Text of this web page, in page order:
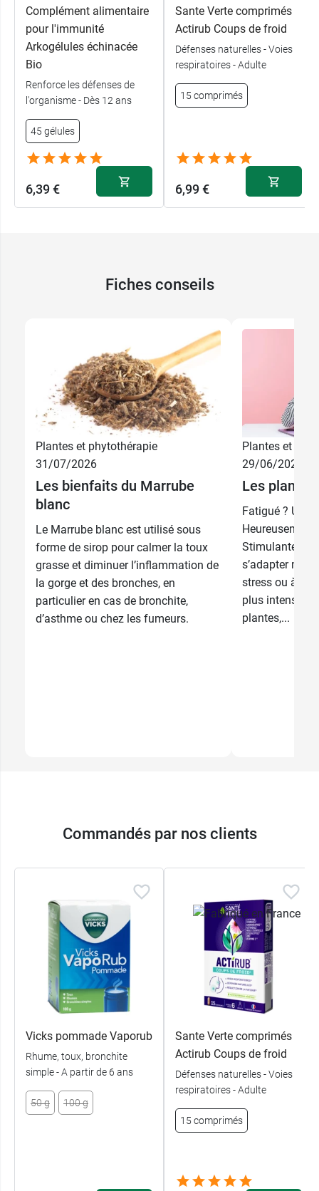
Complément alimentaire
pour l'immunité
Arkogélules échinacée
Bio
Renforce les défenses de
l'organisme - Dès 12 ans
45 gélules
6,39 €
Sante Verte comprimés
Actirub Coups de froid
Défenses naturelles - Voies
respiratoires - Adulte
15 comprimés
6,99 €
Fiches conseils
Plantes et phytothérapie
31/07/2026
Les bienfaits du Marrube
blanc
Le Marrube blanc est utilisé sous
forme de sirop pour calmer la toux
grasse et diminuer l’inflammation de
la gorge et des bronches, en
particulier en cas de bronchite,
d’asthme ou chez les fumeurs.
Plantes et
29/06/2026
Les
Fatigué ? Un
Stimulantes
s’adapter
stress ou à
plus intense
plantes,...
Commandés par nos clients
Vicks pommade Vaporub
Rhume, toux, bronchite
simple - A partir de 6 ans
50 g 100 g
Sante Verte comprimés
Actirub Coups de froid
Défenses naturelles - Voies
respiratoires - Adulte
15 comprimés